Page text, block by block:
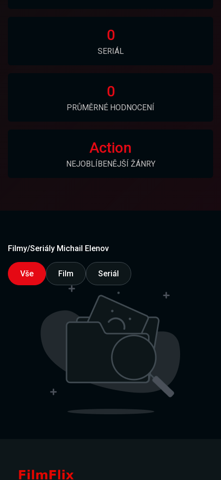
0
SERIÁL
0
PRŮMĚRNÉ HODNOCENÍ
Action
NEJOBLÍBENĚJŠÍ ŽÁNRY
Filmy/Seriály Michail Elenov
Vše Film Seriál